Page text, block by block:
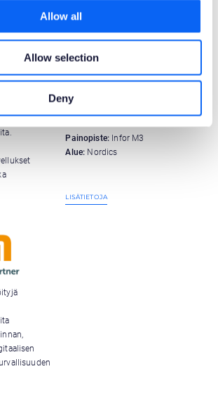
Allow all
Allow selection
Deny
ja
Novacura
IFS sovellus -
Preferred Delivery Partner ja
auttaa asiakkaita maksimoimaan
Painopiste: Infor M3
Alue: Nordics
LISÄTIETOJA